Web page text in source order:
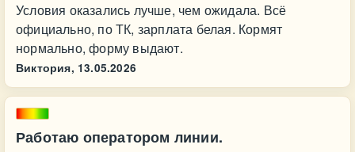
Условия оказались лучше, чем ожидала. Всё
официально, по ТК, зарплата белая. Кормят
нормально, форму выдают.
Виктория, 13.05.2026
Работаю оператором линии.